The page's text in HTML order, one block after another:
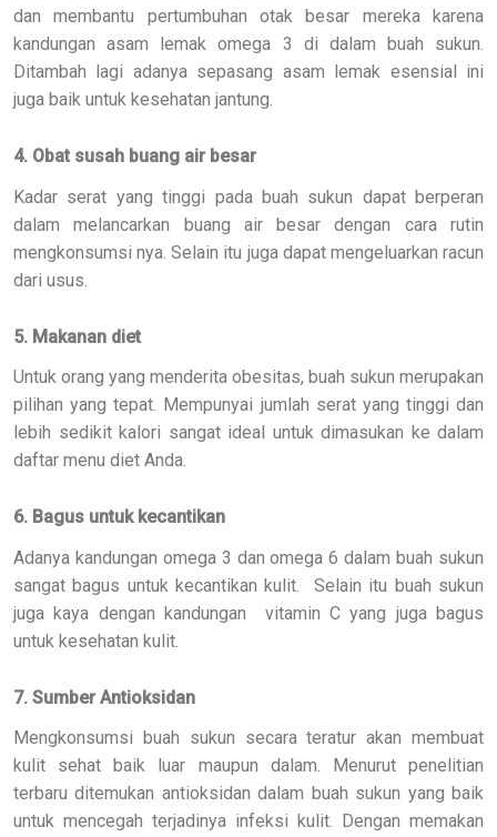
dan membantu pertumbuhan otak besar mereka karena
kandungan asam lemak omega 3 di dalam buah sukun.
Ditambah lagi adanya sepasang asam lemak esensial ini
juga baik untuk kesehatan jantung.
4. Obat susah buang air besar
Kadar serat yang tinggi pada buah sukun dapat berperan
dalam melancarkan buang air besar dengan cara rutin
mengkonsumsi nya. Selain itu juga dapat mengeluarkan racun
dari usus.
5. Makanan diet
Untuk orang yang menderita obesitas, buah sukun merupakan
pilihan yang tepat. Mempunyai jumlah serat yang tinggi dan
lebih sedikit kalori sangat ideal untuk dimasukan ke dalam
daftar menu diet Anda.
6. Bagus untuk kecantikan
Adanya kandungan omega 3 dan omega 6 dalam buah sukun
sangat bagus untuk kecantikan kulit. Selain itu buah sukun
juga kaya dengan kandungan vitamin C yang juga bagus
untuk kesehatan kulit.
7. Sumber Antioksidan
Mengkonsumsi buah sukun secara teratur akan membuat
kulit sehat baik luar maupun dalam. Menurut penelitian
terbaru ditemukan antioksidan dalam buah sukun yang baik
untuk mencegah terjadinya infeksi kulit. Dengan memakan